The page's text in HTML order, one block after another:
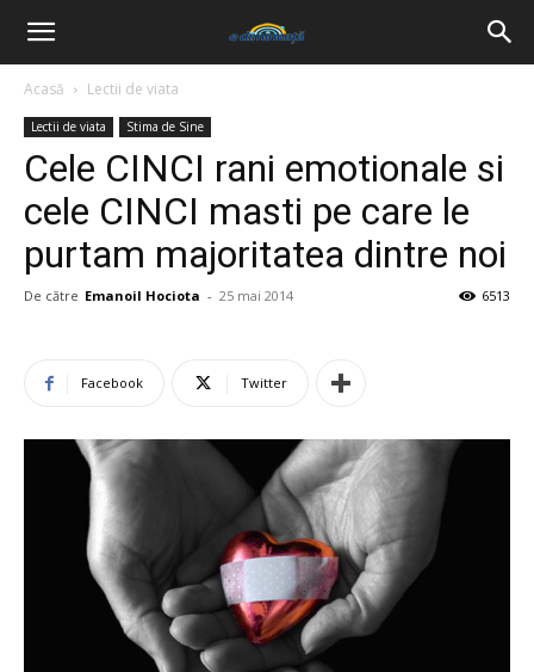
Acasă Lectii de viata
Lectii de viata Stima de Sine
Cele CINCI rani emotionale si
cele CINCI masti pe care le
purtam majoritatea dintre noi
De către Emanoil Hociota - 25 mai 2014 6513
Facebook Twitter